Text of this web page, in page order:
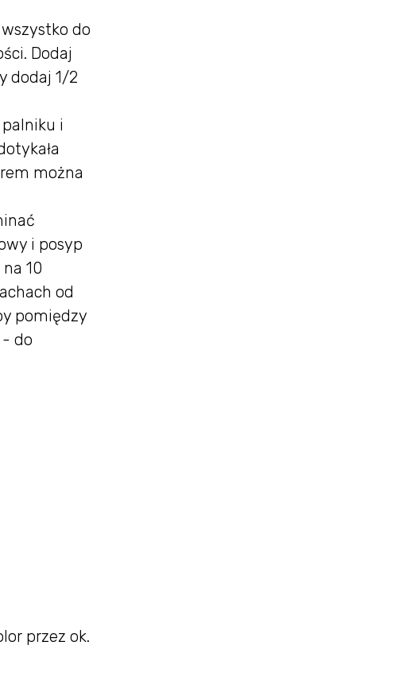
do
Dodaj
dodaj 1/2
i
można
i posyp
10
od
pomiędzy
- do
przez ok.